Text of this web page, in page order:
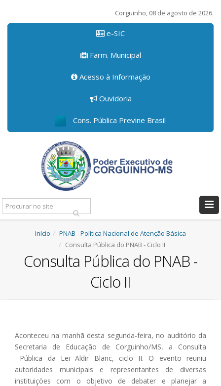
Corguinho, 08 de agosto de 2026.
e-SIC
Farm. Municipal
Acesso à Informação
Ouvidoria
Cons. Pública Previne Brasil
Pesquisar:
Início
PNAB - Política Nacional de Atenção Básica
Consulta Pública do PNAB - Ciclo II
Consulta Pública do PNAB -
Ciclo II
Aconteceu na manhã desta segunda-feira, no auditório da
Secretaria de Educação de Corguinho/MS, a Consulta
Pública da Lei Aldir Blanc, ciclo II. O evento reuniu
autoridades municipais e representantes de diversas
instituições com o objetivo de debater e planejar a